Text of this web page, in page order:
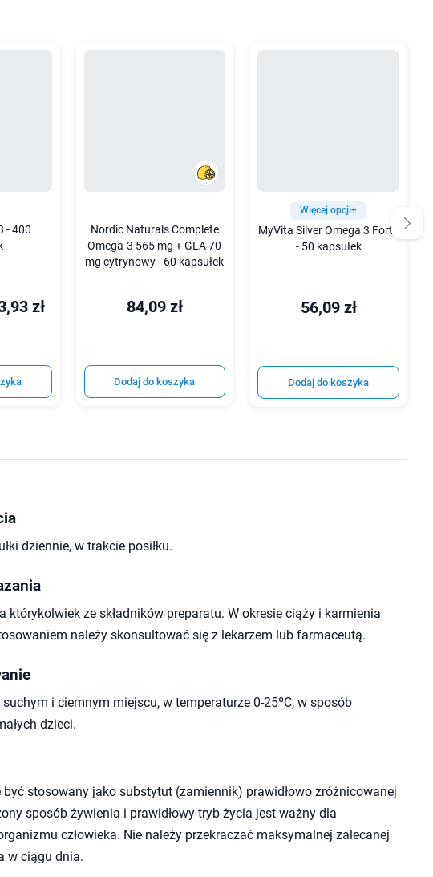
- 400
zł
Nordic Naturals Complete
Omega-3 565 mg + GLA 70
mg cytrynowy - 60 kapsułek
84,09 zł
Dodaj do koszyka
Więcej opcji+
MyVita Silver Omega 3 Forte
- 50 kapsułek
56,09 zł
Dodaj do koszyka
dziennie, w trakcie posiłku.
którykolwiek ze składników preparatu. W okresie ciąży i karmienia
należy skonsultować się z lekarzem lub farmaceutą.
i ciemnym miejscu, w temperaturze 0-25ºC, w sposób
dzieci.
być stosowany jako substytut (zamiennik) prawidłowo zróżnicowanej
sposób żywienia i prawidłowy tryb życia jest ważny dla
człowieka. Nie należy przekraczać maksymalnej zalecanej
w ciągu dnia.